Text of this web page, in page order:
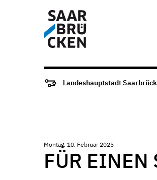
Landeshauptstadt
Montag, 10. Februar 2025
FÜR EINEN